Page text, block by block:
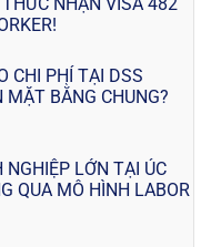
NHẬN VISA 482
CHI PHÍ TẠI DSS
MẶT BẰNG CHUNG?
NGHIỆP LỚN TẠI ÚC
QUA MÔ HÌNH LABOR